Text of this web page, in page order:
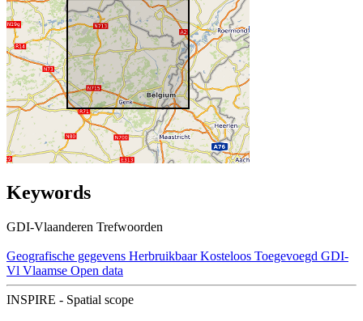
Keywords
GDI-Vlaanderen Trefwoorden
Geografische gegevens Herbruikbaar Kosteloos Toegevoegd GDI-
Vl Vlaamse Open data
INSPIRE - Spatial scope